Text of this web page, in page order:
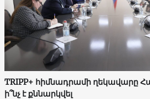
TRIPP+ հիմնադրամի ղեկավարը
ի՞նչ է քննարկվել